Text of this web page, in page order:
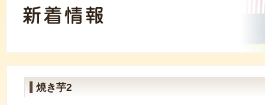
焼き芋2